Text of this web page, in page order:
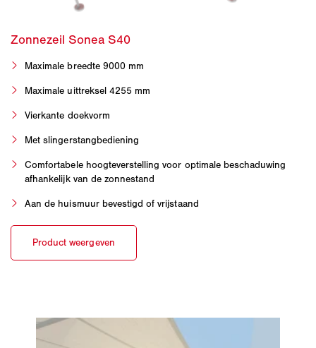
Maximale breedte 9000 mm
Maximale uittreksel 4255 mm
Vierkante doekvorm
Met slingerstangbediening
Comfortabele hoogteverstelling voor optimale beschaduwing
afhankelijk van de zonnestand
Aan de huismuur bevestigd of vrijstaand